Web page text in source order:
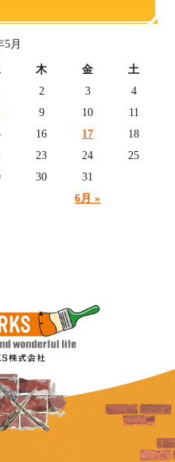
5月
木 金 土
6月 »
2 3
4
9 10
11
16 17
18
23 24
25
30 31